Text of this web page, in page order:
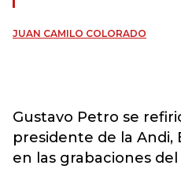
JUAN CAMILO COLORADO
Gustavo Petro se
presidente de la Andi,
en las grabaciones